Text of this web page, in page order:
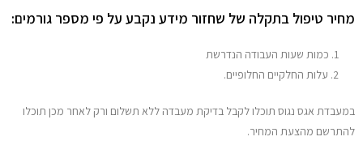
מחיר טיפול בתקלה של שחזור מידע נקבע על פי מספר גורמים:
כמות שעות העבודה הנדרשת
עלות החלקיים החלופיים.
במעבדת אגס נגוס תוכלו לקבל בדיקת מעבדה ללא תשלום ורק לאחר מכן תוכלו
להתרשם מהצעת המחיר.